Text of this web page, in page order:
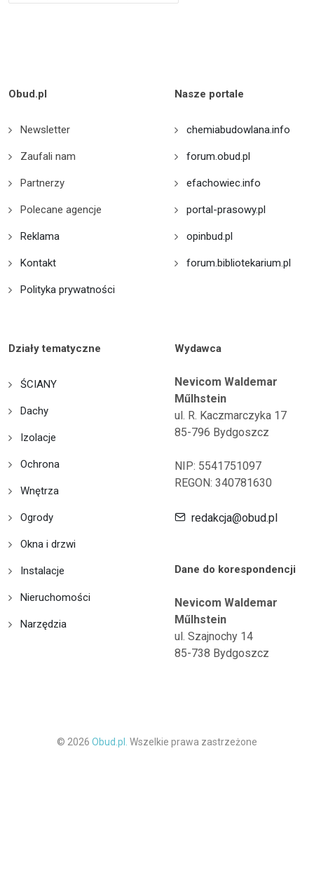
Obud.pl
Newsletter
Zaufali nam
Partnerzy
Polecane agencje
Reklama
Kontakt
Polityka prywatności
Nasze portale
chemiabudowlana.info
forum.obud.pl
efachowiec.info
portal-prasowy.pl
opinbud.pl
forum.bibliotekarium.pl
Działy tematyczne
ŚCIANY
Dachy
Izolacje
Ochrona
Wnętrza
Ogrody
Okna i drzwi
Instalacje
Nieruchomości
Narzędzia
Wydawca
Nevicom Waldemar
Műlhstein
ul. R. Kaczmarczyka 17
85-796 Bydgoszcz
NIP: 5541751097
REGON: 340781630
redakcja@obud.pl
Dane do korespondencji
Nevicom Waldemar
Műlhstein
ul. Szajnochy 14
85-738 Bydgoszcz
© 2026 Obud.pl. Wszelkie prawa zastrzeżone